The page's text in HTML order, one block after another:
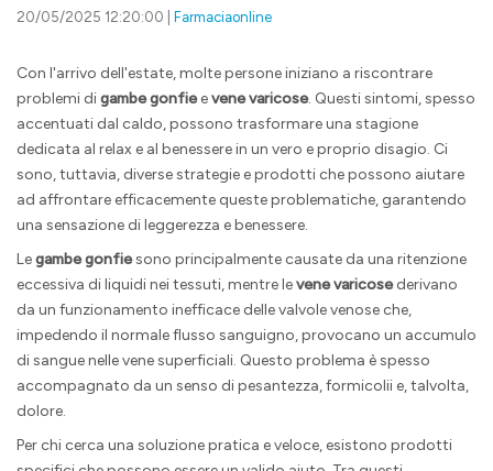
20/05/2025 12:20:00 | Farmaciaonline
Con l'arrivo dell'estate, molte persone iniziano a riscontrare
problemi digambe gonfieevene varicose. Questi sintomi, spesso
accentuati dal caldo, possono trasformare una stagione
dedicata al relax e al benessere in un vero e proprio disagio. Ci
sono, tuttavia, diverse strategie e prodotti che possono aiutare
ad affrontare efficacemente queste problematiche, garantendo
una sensazione di leggerezza e benessere.
Legambe gonfiesono principalmente causate da una ritenzione
eccessiva di liquidi nei tessuti, mentre levene varicosederivano
da un funzionamento inefficace delle valvole venose che,
impedendo il normale flusso sanguigno, provocano un accumulo
di sangue nelle vene superficiali. Questo problema è spesso
accompagnato da un senso di pesantezza, formicolii e, talvolta,
dolore.
Per chi cerca una soluzione pratica e veloce, esistono prodotti